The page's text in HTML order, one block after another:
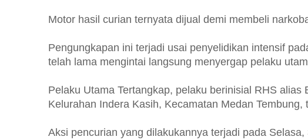
Motor hasil curian ternyata dijual demi membeli
Pengungkapan ini terjadi usai penyelidikan intensif
telah lama mengintai langsung menyergap pelaku
Pelaku Utama Tertangkap, pelaku berinisial RHS
Kelurahan Indera Kasih, Kecamatan Medan Tembung,
Aksi pencurian yang dilakukannya terjadi pada